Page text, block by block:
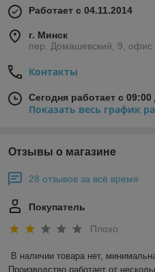
Работает с 04.11.2014
г. Минск
пер. Домашевский, 9, офис
Контакты
Сегодня работает с 09:00
Показать весь график
Отзывы о магазине
28 отзывов за всё время
Покупатель
Плохо
В наличии товара нет,
Производство работает от